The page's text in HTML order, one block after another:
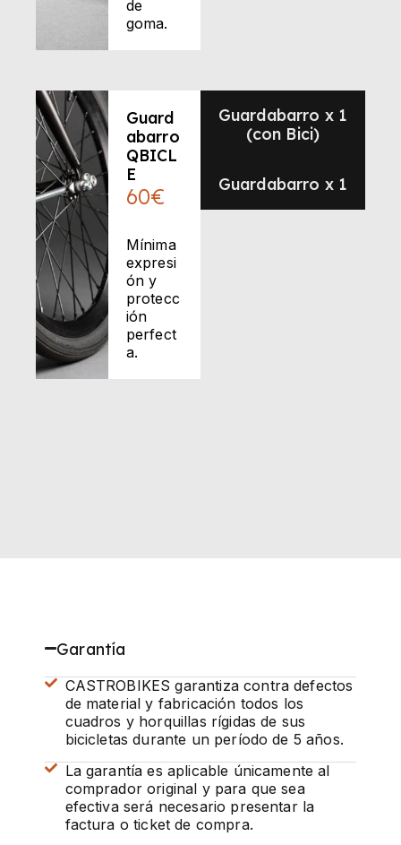
de
goma.
Guard
abarro
QBICL
E
60€
Mínima
expresi
ón y
protecc
ión
perfect
a.
Guardabarro x 1
(con Bici)
Guardabarro x 1
Garantía
CASTROBIKES garantiza contra defectos
de material y fabricación todos los
cuadros y horquillas rígidas de sus
bicicletas durante un período de 5 años.
La garantía es aplicable únicamente al
comprador original y para que sea
efectiva será necesario presentar la
factura o ticket de compra.